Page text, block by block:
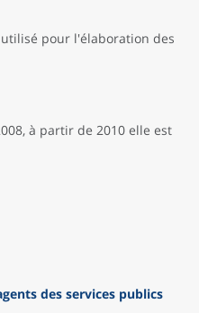
pour l'élaboration des
à partir de 2010 elle est
des services publics